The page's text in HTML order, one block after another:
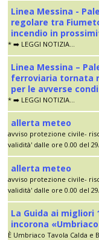
Linea Messina -
regolare tra
incendio in
* ➡️ LEGGI NOTIZIA...
Linea Messina –
ferroviaria tornata
per le avverse
* ➡️ LEGGI NOTIZIA...
allerta meteo
avviso protezione civile-
validità' dalle ore 0.00 del
allerta meteo
avviso protezione civile-
validità' dalle ore 0.00 del
La Guida ai migliori
incorona
È Umbriaco Tavola Calda e